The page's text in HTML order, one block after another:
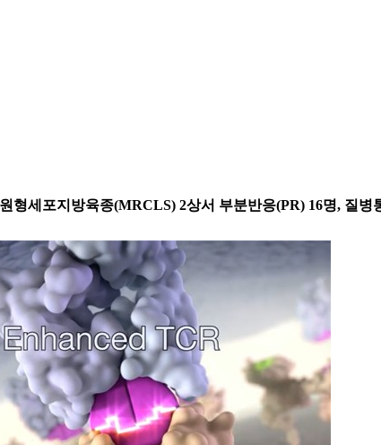
형세포지방육종(MRCLS) 2상서 부분반응(PR) 16명, 질병